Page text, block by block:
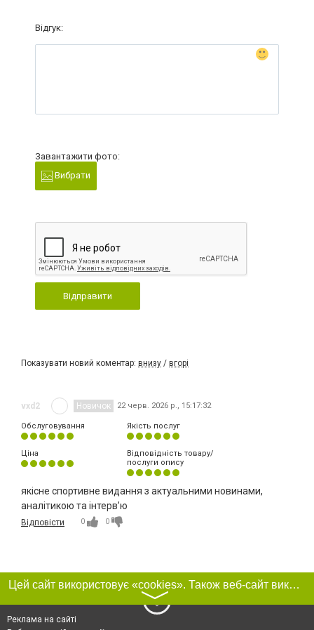
Відгук:
Завантажити фото:
Вибрати
Відправити
Показувати новий коментар: внизу / вгорі
vxd2 Новичок 22 черв. 2026 р., 15:17:32
Обслуговування Якість послуг
Ціна
Відповідність товару/
послуги опису
якісне спортивне видання з актуальними новинами,
аналітикою та інтерв’ю
Відповісти 0 0
Цей сайт використовує «cookies». Також веб-сайт використовує інтернет-сервіс для збору технічних даних стосовно відвідувачів з метою отримання маркетингової та статистичної інформації. Умови обробки даних відвідувачів сайту див.
〉
Реклама на сайті